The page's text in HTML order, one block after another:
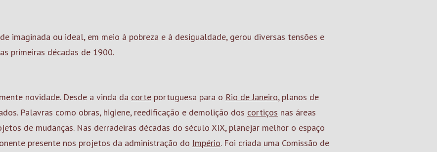
imaginada ou ideal, em meio à pobreza e à desigualdade, gerou diversas tensões e
primeiras décadas de 1900.
novidade. Desde a vinda da corte portuguesa para o Rio de Janeiro, planos de
Palavras como obras, higiene, reedificação e demolição dos cortiços nas áreas
de mudanças. Nas derradeiras décadas do século XIX, planejar melhor o espaço
presente nos projetos da administração do Império. Foi criada uma Comissão de